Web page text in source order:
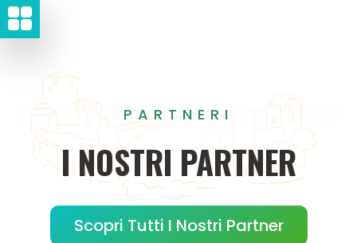
PARTNERI
INOSTRI PARTNER
Scopri Tutti I Nostri Partner